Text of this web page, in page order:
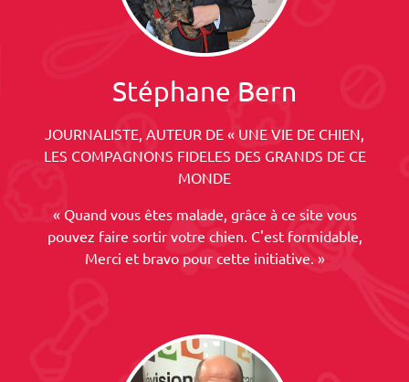
Stéphane Bern
JOURNALISTE, AUTEUR DE « UNE VIE DE CHIEN,
LES COMPAGNONS FIDELES DES GRANDS DE CE
MONDE
« Quand vous êtes malade, grâce à ce site vous
pouvez faire sortir votre chien. C'est formidable,
Merci et bravo pour cette initiative. »